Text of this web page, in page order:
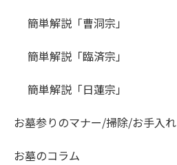
簡単解説「曹洞宗」
簡単解説「臨済宗」
簡単解説「日蓮宗」
お墓参りのマナー/掃除/お手入れ
お墓のコラム